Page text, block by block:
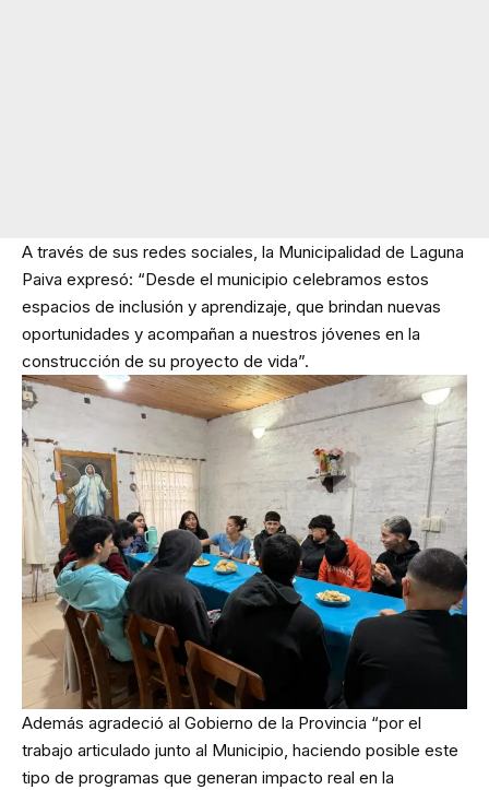
A través de sus redes sociales, la Municipalidad de Laguna
Paiva expresó: “Desde el municipio celebramos estos
espacios de inclusión y aprendizaje, que brindan nuevas
oportunidades y acompañan a nuestros jóvenes en la
construcción de su proyecto de vida”.
Además agradeció al Gobierno de la Provincia “por el
trabajo articulado junto al Municipio, haciendo posible este
tipo de programas que generan impacto real en la